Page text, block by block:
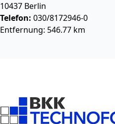
10437 Berlin
Telefon: 030/8172946-0
Entfernung: 546.77 km